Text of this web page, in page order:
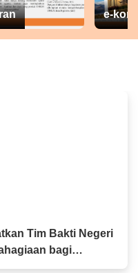
e-
Tim Bakti Negeri
bagi
Kemerdekaan